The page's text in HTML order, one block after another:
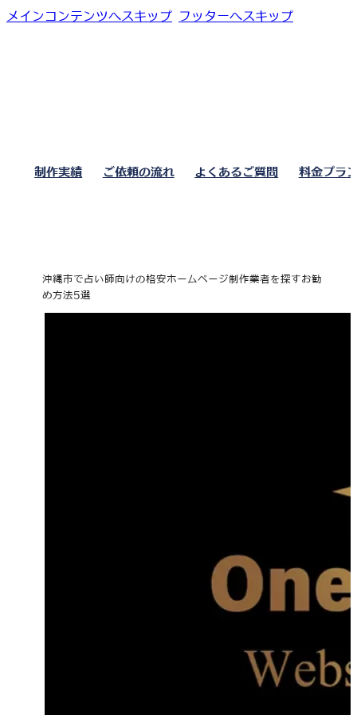
メインコンテンツへスキップ フッターへスキップ
制作実績 ご依頼の流れ よくあるご質問 料金プラ
沖縄市で占い師向けの格安ホームページ制作業者を探すお勧
め方法5選